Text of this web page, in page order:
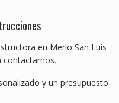
en Merlo San Luis
contactarnos.
y un presupuesto